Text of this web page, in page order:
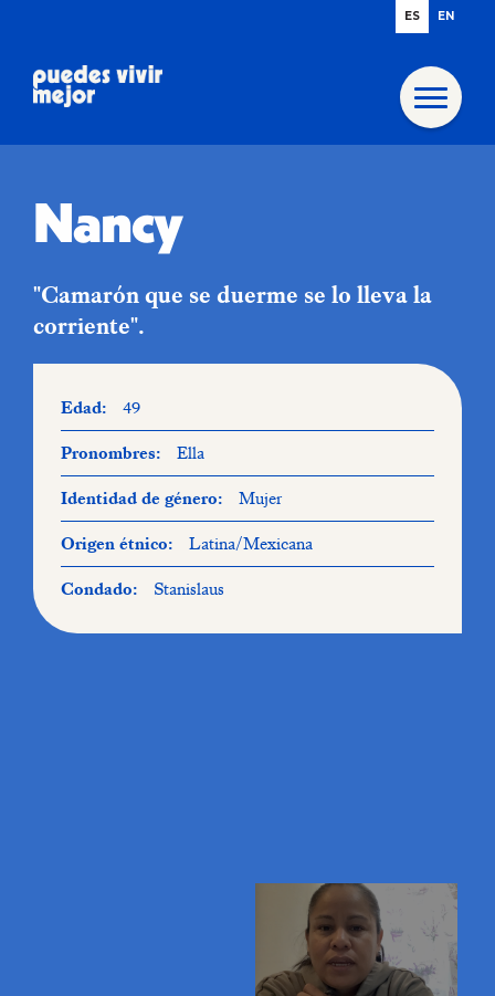
Nancy
"Camarón que se duerme se lo lleva la
corriente".
Edad: 49
Pronombres: Ella
Identidad de género: Mujer
Origen étnico: Latina/Mexicana
Condado: Stanislaus
ES EN